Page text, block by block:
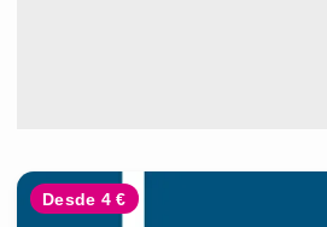
Desde 4 €